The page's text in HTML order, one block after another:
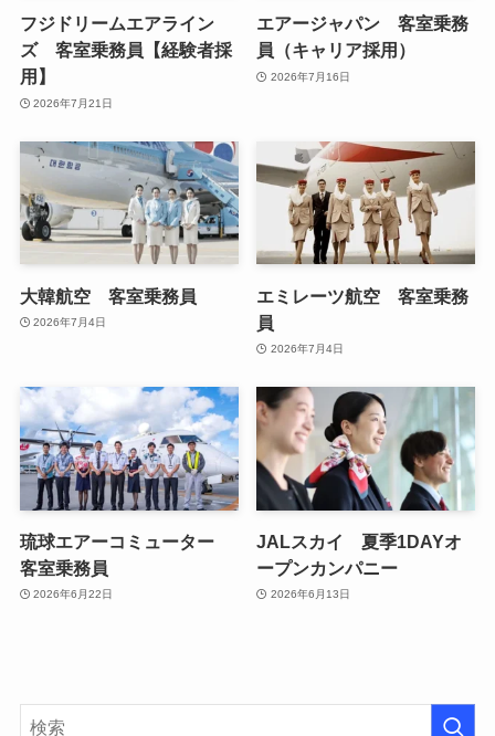
フジドリームエアライン
ズ 客室乗務員【経験者採
用】
2026年7月21日
エアージャパン 客室乗務
員（キャリア採用）
2026年7月16日
大韓航空 客室乗務員
2026年7月4日
エミレーツ航空 客室乗務
員
2026年7月4日
琉球エアーコミューター
客室乗務員
2026年6月22日
JALスカイ 夏季1DAYオ
ープンカンパニー
2026年6月13日